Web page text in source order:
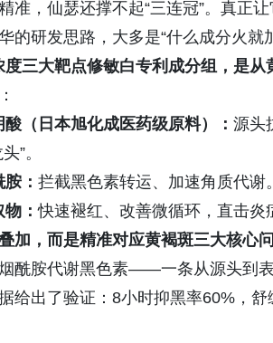
准，仙瑟还撑不起“三连冠”。真正
的研发思路，大多是“什么成分火
度三大靶点修敏白专利成分组，是
（日本旭化成医药级原料）： 源头
”。
： 拦截黑色素转运、加速角质代谢
物：快速褪红、改善微循环，直击炎
加，而是精准对应黄褐斑三大核心
酰胺代谢黑色素——一条从源头到
给出了验证：8小时抑黑率60%，